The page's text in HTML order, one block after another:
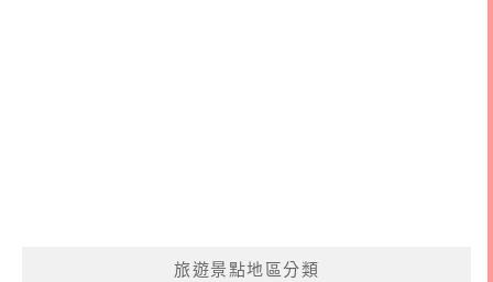
旅遊景點地區分類